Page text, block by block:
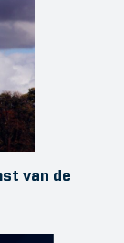
van de